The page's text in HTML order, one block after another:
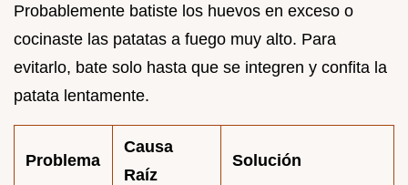
Probablemente batiste los huevos en exceso o
cocinaste las patatas a fuego muy alto. Para
evitarlo, bate solo hasta que se integren y confita la
patata lentamente.
Problema
Causa
Raíz
Solución